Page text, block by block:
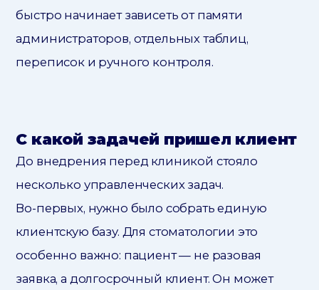
быстро начинает зависеть от памяти
администраторов, отдельных таблиц,
переписок и ручного контроля.
С какой задачей пришел клиент
До внедрения перед клиникой стояло
несколько управленческих задач.
Во-первых, нужно было собрать единую
клиентскую базу. Для стоматологии это
особенно важно: пациент — не разовая
заявка, а долгосрочный клиент. Он может